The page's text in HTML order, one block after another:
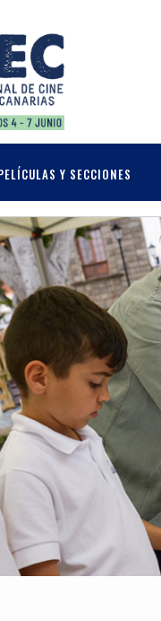
Y SECCIONES